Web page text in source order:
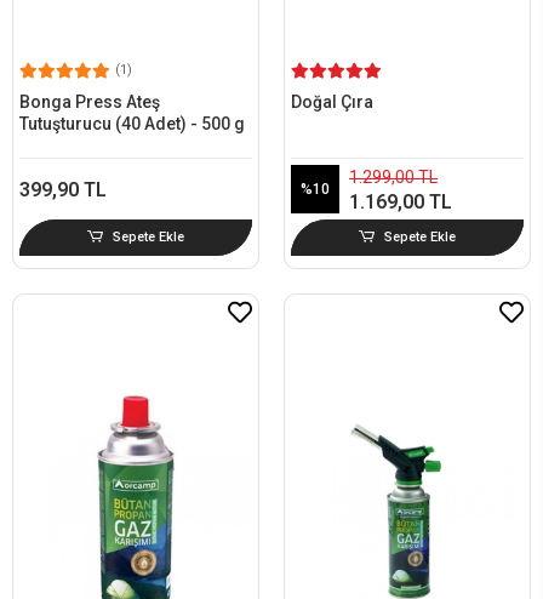
(1)
Bonga Press Ateş
Tutuşturucu (40 Adet) - 500 g
399,90 TL
Sepete Ekle
Doğal Çıra
%10
1.299,00 TL
1.169,00 TL
Sepete Ekle